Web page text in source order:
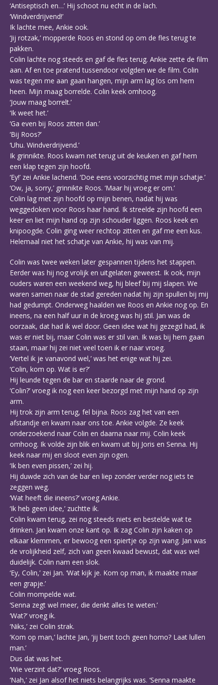
‘Antiseptisch en…’ Hij schoot nu echt in de lach.
‘Windverdrijvend!’
Ik lachte mee, Ankie ook.
‘Jij rotzak,’ mopperde Roos en stond op om de fles terug te
pakken.
Colin lachte nog steeds en gaf de fles terug. Ankie zette de film
aan. Af en toe pratend tussendoor volgden we de film. Colin
was tegen me aan gaan hangen, mijn arm lag los om hem
heen. Mijn maag borrelde. Colin keek omhoog.
‘Jouw maag borrelt.’
‘Ik weet het.’
‘Ga even bij Roos zitten dan.’
‘Bij Roos?’
‘Uhu. Windverdrijvend.’
Ik grinnikte. Roos kwam net terug uit de keuken en gaf hem
een klap tegen zijn hoofd.
‘Ey!’ zei Ankie lachend. ‘Doe eens voorzichtig met mijn schatje.’
‘Ow, ja, sorry,’ grinnikte Roos. ‘Maar hij vroeg er om.’
Colin lag met zijn hoofd op mijn benen, nadat hij was
weggedoken voor Roos haar hand. Ik streelde zijn hoofd een
keer en liet mijn hand op zijn schouder liggen. Roos keek en
knipoogde. Colin ging weer rechtop zitten en gaf me een kus.
Helemaal niet het schatje van Ankie, hij was van mij.
Colin was twee weken later gespannen tijdens het stappen.
Eerder was hij nog vrolijk en uitgelaten geweest. Ik ook, mijn
ouders waren een weekend weg, hij bleef bij mij slapen. We
waren samen naar de stad gereden nadat hij zijn spullen bij mij
had gedumpt. Onderweg haalden we Roos en Ankie nog op. En
ineens, na een half uur in de kroeg was hij stil. Jan was de
oorzaak, dat had ik wel door. Geen idee wat hij gezegd had, ik
was er niet bij, maar Colin was er stil van. Ik was bij hem gaan
staan, maar hij zei niet veel toen ik er naar vroeg.
‘Vertel ik je vanavond wel,’ was het enige wat hij zei.
‘Colin, kom op. Wat is er?’
Hij leunde tegen de bar en staarde naar de grond.
‘Colin?’ vroeg ik nog een keer bezorgd met mijn hand op zijn
arm.
Hij trok zijn arm terug, fel bijna. Roos zag het van een
afstandje en kwam naar ons toe. Ankie volgde. Ze keek
onderzoekend naar Colin en daarna naar mij. Colin keek
omhoog. Ik volde zijn blik en kwam uit bij Joris en Senna. Hij
keek naar mij en sloot even zijn ogen.
‘Ik ben even pissen,’ zei hij.
Hij duwde zich van de bar en liep zonder verder nog iets te
zeggen weg.
‘Wat heeft die ineens?’ vroeg Ankie.
‘Ik heb geen idee,’ zuchtte ik.
Colin kwam terug, zei nog steeds niets en bestelde wat te
drinken. Jan kwam onze kant op. Ik zag Colin zijn kaken op
elkaar klemmen, er bewoog een spiertje op zijn wang. Jan was
de vrolijkheid zelf, zich van geen kwaad bewust, dat was wel
duidelijk. Colin nam een slok.
‘Ey, Colin,’ zei Jan. ‘Wat kijk je. Kom op man, ik maakte maar
een grapje.’
Colin mompelde wat.
‘Senna zegt wel meer, die denkt alles te weten.’
‘Wat?’ vroeg ik.
‘Niks,’ zei Colin strak.
‘Kom op man,’ lachte Jan, ‘jij bent toch geen homo? Laat lullen
man.’
Dus dat was het.
‘Wie verzint dat?’ vroeg Roos.
‘Nah,’ zei Jan alsof het niets belangrijks was. ‘Senna maakte